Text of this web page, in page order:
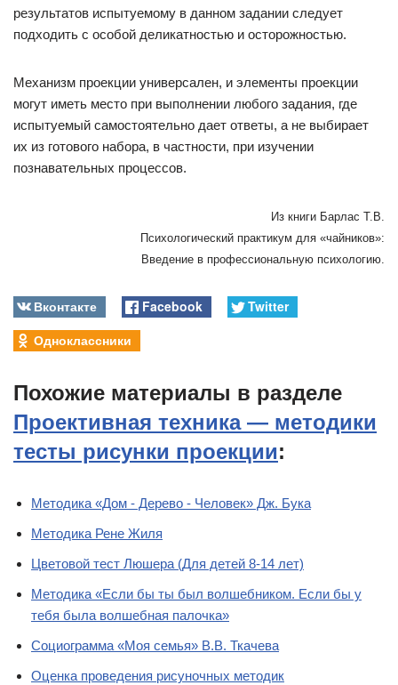
результатов испытуемому в данном задании следует
подходить с особой деликатностью и осторожностью.
Механизм проекции универсален, и элементы проекции
могут иметь место при выполнении любого задания, где
испытуемый самостоятельно дает ответы, а не выбирает
их из готового набора, в частности, при изучении
познавательных процессов.
Из книги Барлас Т.В.
Психологический практикум для «чайников»:
Введение в профессиональную психологию.
Вконтакте Facebook
Twitter
Одноклассники
Похожие материалы в разделе
Проективная техника — методики
тесты рисунки проекции:
Методика «Дом - Дерево - Человек» Дж. Бука
Методика Рене Жиля
Цветовой тест Люшера (Для детей 8-14 лет)
Методика «Если бы ты был волшебником. Если бы у
тебя была волшебная палочка»
Социограмма «Моя семья» B.B. Ткачева
Оценка проведения рисуночных методик